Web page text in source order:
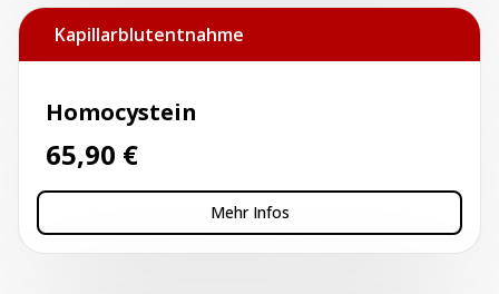
Kapillarblutentnahme
Homocystein
65,90 €
Mehr Infos